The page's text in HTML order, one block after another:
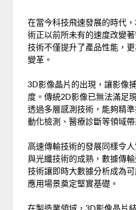
在當今科技飛速發展的時代
術正以前所未有的速度改變
技術不僅提升了產品性能，
變革。
3D影像晶片的出現，讓影像
度。傳統2D影像已無法滿足
透過多層感測技術，能夠精
動化檢測、醫療診斷等領域帶
高速傳輸技術的發展同樣令
與光纖技術的成熟，數據傳
技術讓即時大數據分析成為
應用場景奠定堅實基礎。
在製造業領域，3D影像晶片